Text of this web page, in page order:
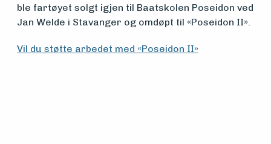
Om
ble fartøyet solgt igjen til Baatskolen Poseidon ved
Jan Welde i Stavanger og omdøpt til «Poseidon II».
Vil du støtte arbedet med «Poseidon II»